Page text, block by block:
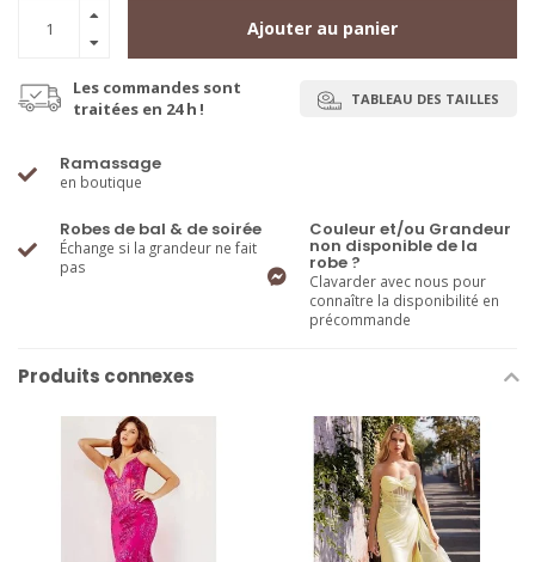
Ajouter au panier
Les commandes sont
traitées en 24 h !
TABLEAU DES TAILLES
Ramassage
en boutique
Robes de bal & de soirée
Échange si la grandeur ne fait
pas
Couleur et/ou Grandeur
non disponible de la
robe ?
Clavarder avec nous pour
connaître la disponibilité en
précommande
Produits connexes